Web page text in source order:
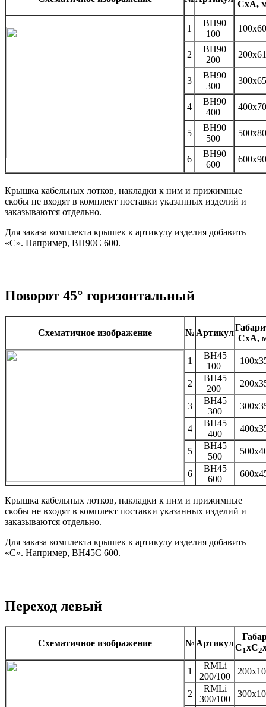
CxA,
1
BH90
100
2
BH90
200
3
BH90
300
4
BH90
400
5
BH90
500
6
BH90
600
Крышка кабельных лотков, накладки к ним и прижимные
скобы не входят в комплект поставки указанных изделий и
заказываются отдельно.
Для заказа комплекта крышек к артикулу изделия добавить
«С». Например, BH90C 600.
Поворот 45° горизонтальный
Схематичное изображение № Артикул
CxA,
1
BH45
100
2
BH45
200
3
BH45
300
4
BH45
400
5
BH45
500
6
BH45
600
Крышка кабельных лотков, накладки к ним и прижимные
скобы не входят в комплект поставки указанных изделий и
заказываются отдельно.
Для заказа комплекта крышек к артикулу изделия добавить
«С». Например, BH45C 600.
Переход левый
Схематичное изображение № АртикулC1xC2
1
RMLi
200/100
2
RMLi
300/100